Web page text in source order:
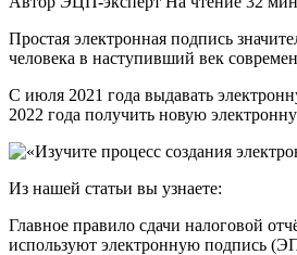
Простая электронная подпись
человека в наступивший век
С июля 2021 года выдавать
2022 года получить новую
Из нашей статьи вы узнаете:
Главное правило сдачи налоговой
используют электронную подпись